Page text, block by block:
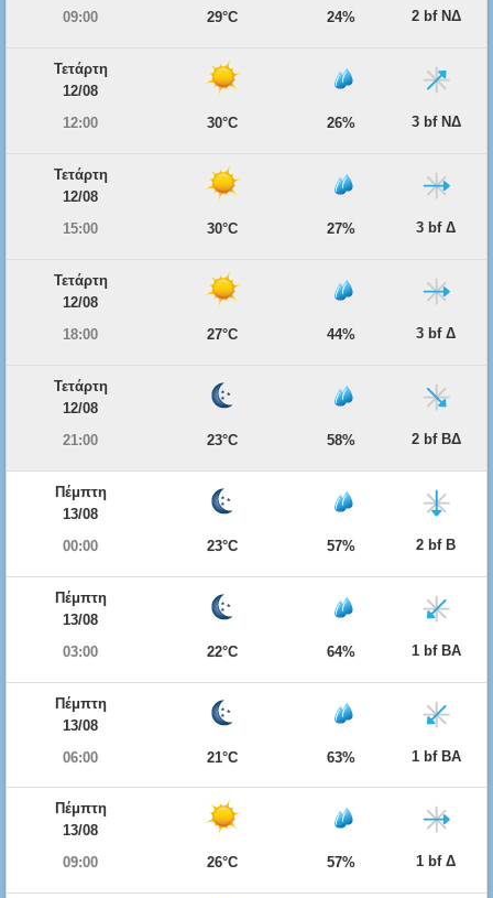
09:00
29°C 24% 2 bf ΝΔ
Τετάρτη
12/08
12:00
30°C 26% 3 bf ΝΔ
Τετάρτη
12/08
15:00
30°C 27% 3 bf Δ
Τετάρτη
12/08
18:00
27°C 44% 3 bf Δ
Τετάρτη
12/08
21:00
23°C 58% 2 bf ΒΔ
Πέμπτη
13/08
00:00
23°C 57% 2 bf Β
Πέμπτη
13/08
03:00
22°C 64% 1 bf ΒΑ
Πέμπτη
13/08
06:00
21°C 63% 1 bf ΒΑ
Πέμπτη
13/08
09:00
26°C 57% 1 bf Δ